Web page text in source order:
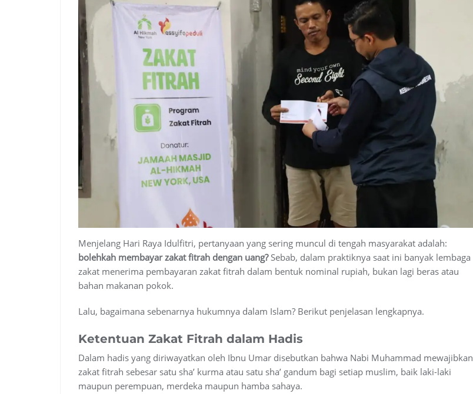
Menjelang Hari Raya Idulfitri, pertanyaan yang sering muncul di tengah masyarakat adalah:
bolehkah membayar zakat fitrah dengan uang?Sebab, dalam praktiknya saat ini banyak lembaga
zakat menerima pembayaran zakat fitrah dalam bentuk nominal rupiah, bukan lagi beras atau
bahan makanan pokok.
Lalu, bagaimana sebenarnya hukumnya dalam Islam? Berikut penjelasan lengkapnya.
Ketentuan Zakat Fitrah dalam Hadis
Dalam hadis yang diriwayatkan oleh Ibnu Umar disebutkan bahwa Nabi Muhammad mewajibkan
zakat fitrah sebesar satu sha’ kurma atau satu sha’ gandum bagi setiap muslim, baik laki-laki
maupun perempuan, merdeka maupun hamba sahaya.